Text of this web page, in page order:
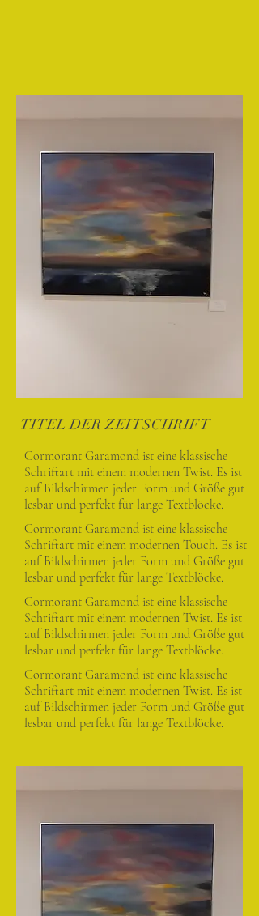
TITEL DER ZEITSCHRIFT
Cormorant Garamond ist eine klassische
Schriftart mit einem modernen Twist. Es ist
auf Bildschirmen jeder Form und Größe gut
lesbar und perfekt für lange Textblöcke.
Cormorant Garamond ist eine klassische
Schriftart mit einem modernen Touch. Es ist
auf Bildschirmen jeder Form und Größe gut
lesbar und perfekt für lange Textblöcke.
Cormorant Garamond ist eine klassische
Schriftart mit einem modernen Twist. Es ist
auf Bildschirmen jeder Form und Größe gut
lesbar und perfekt für lange Textblöcke.
Cormorant Garamond ist eine klassische
Schriftart mit einem modernen Twist. Es ist
auf Bildschirmen jeder Form und Größe gut
lesbar und perfekt für lange Textblöcke.